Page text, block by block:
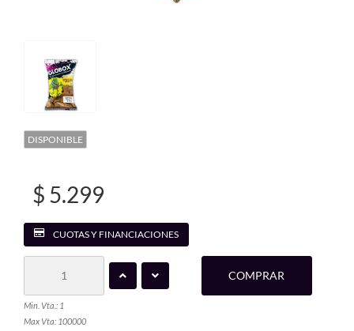
DISPONIBLE
$ 5.299
CUOTAS Y FINANCIACIONES
Min. Vta.: 1
Max Vta: 100000
COMPRAR